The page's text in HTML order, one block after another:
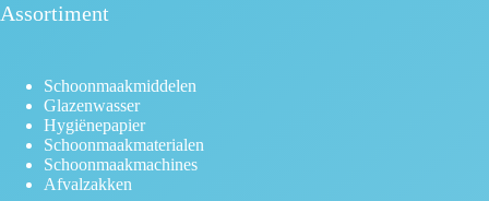
Assortiment
Schoonmaakmiddelen
Glazenwasser
Hygiënepapier
Schoonmaakmaterialen
Schoonmaakmachines
Afvalzakken